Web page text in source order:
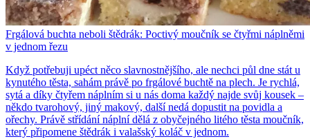
Frgálová buchta neboli štědrák: Poctivý moučník se čtyřmi náplněmi
v jednom řezu
Když potřebuji upéct něco slavnostnějšího, ale nechci půl dne stát u
kynutého těsta, sahám právě po frgálové buchtě na plech. Je rychlá,
sytá a díky čtyřem náplním si u nás doma každý najde svůj kousek –
někdo tvarohový, jiný makový, další nedá dopustit na povidla a
ořechy. Právě střídání náplní dělá z obyčejného litého těsta moučník,
který připomene štědrák i valašský koláč v jednom.